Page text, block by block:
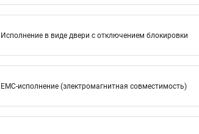
Исполнение в виде двери с отключением блокировки
EMC-исполнение (электромагнитная совместимость)